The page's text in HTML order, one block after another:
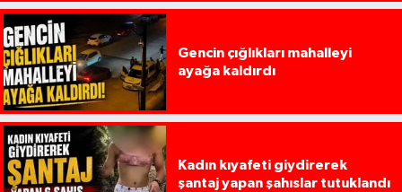
Gencin çığlıkları mahalleyi
ayağa kaldırdı
Kadın kıyafeti giydirerek
şantaj yapan şahıslar tutuklandı